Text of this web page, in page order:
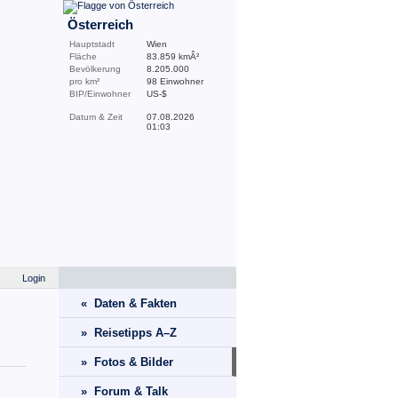
Österreich
Hauptstadt
Wien
Fläche
83.859 kmÂ²
Bevölkerung
8.205.000
pro km²
98 Einwohner
BIP/Einwohner
US-$
Datum & Zeit
07.08.2026
01:03
Login
« Daten & Fakten
» Reisetipps A–Z
» Fotos & Bilder
» Forum & Talk